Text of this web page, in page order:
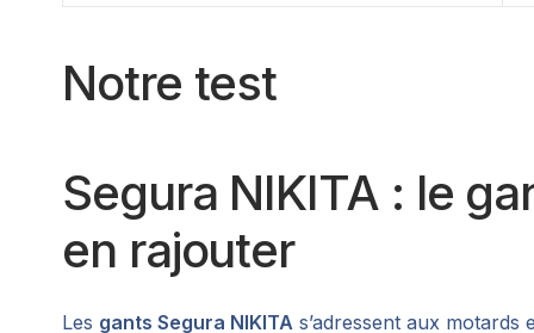
Notre test
Segura NIKITA : le
en rajouter
Les gants Segura NIKITA s’adressent aux